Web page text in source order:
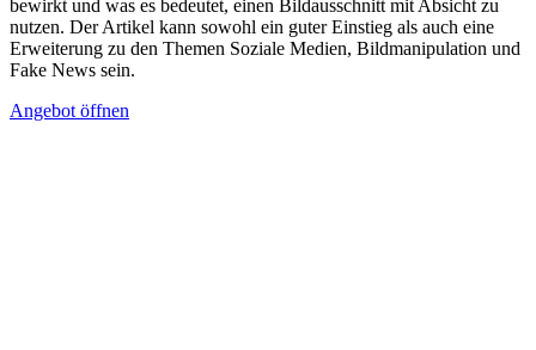
bewirkt und was es bedeutet, einen Bildausschnitt mit Absicht zu
nutzen. Der Artikel kann sowohl ein guter Einstieg als auch eine
Erweiterung zu den Themen Soziale Medien, Bildmanipulation und
Fake News sein.
Angebot öffnen